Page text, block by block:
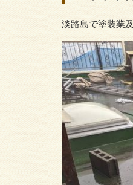
淡路島で塗装業